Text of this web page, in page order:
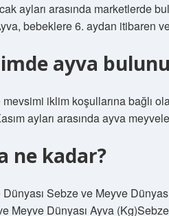
ayları arasında marketlerde
bebeklere 6. aydan itibaren
ayva
mevsimi iklim koşullarına bağlı
ayları arasında ayva
ne kadar?
Sebze ve Meyve
Meyve Dünyası Ayva